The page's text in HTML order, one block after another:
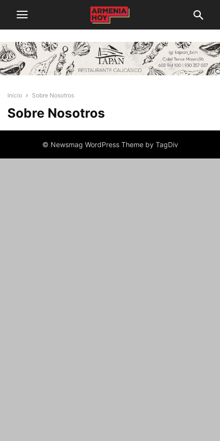
Inicio Sobre Nosotros
Sobre Nosotros
© Newsmag WordPress Theme by TagDiv